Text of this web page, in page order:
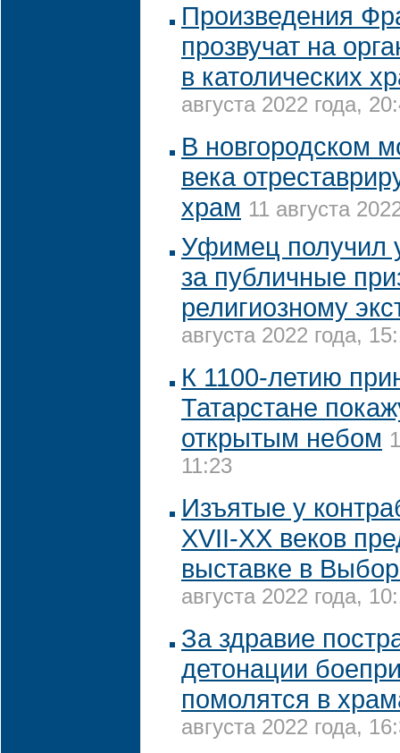
Произведения
прозвучат на
в католических
августа 2022 года,
В новгородском
века
храм 11 августа
Уфимец получил
за публичные
религиозному
августа 2022 года,
К 1100-летию
Татарстане
открытым небом
11:23
Изъятые у
XVII-XX веков
выставке в
августа 2022 года,
За здравие
детонации
помолятся в
августа 2022 года,